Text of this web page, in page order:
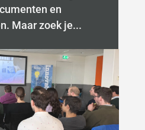
en
Maar zoek je...